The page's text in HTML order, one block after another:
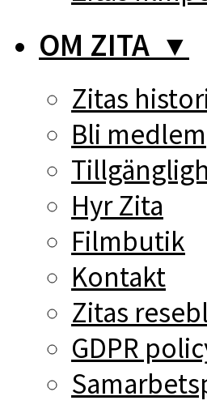
OM ZITA ▼
Zitas
Bli medlem
Hyr Zita
Filmbutik
Kontakt
Zitas
GDPR